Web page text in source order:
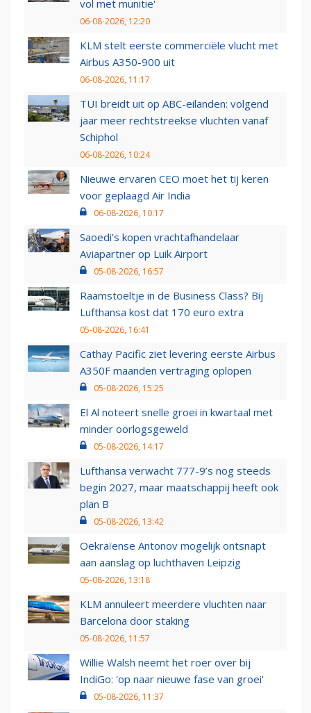
vol met munitie'
06-08-2026, 12:20
KLM stelt eerste commerciële vlucht met
Airbus A350-900 uit
06-08-2026, 11:17
TUI breidt uit op ABC-eilanden: volgend
jaar meer rechtstreekse vluchten vanaf
Schiphol
06-08-2026, 10:24
Nieuwe ervaren CEO moet het tij keren
voor geplaagd Air India
06-08-2026, 10:17
Saoedi’s kopen vrachtafhandelaar
Aviapartner op Luik Airport
05-08-2026, 16:57
Raamstoeltje in de Business Class? Bij
Lufthansa kost dat 170 euro extra
05-08-2026, 16:41
Cathay Pacific ziet levering eerste Airbus
A350F maanden vertraging oplopen
05-08-2026, 15:25
El Al noteert snelle groei in kwartaal met
minder oorlogsgeweld
05-08-2026, 14:17
Lufthansa verwacht 777-9’s nog steeds
begin 2027, maar maatschappij heeft ook
plan B
05-08-2026, 13:42
Oekraïense Antonov mogelijk ontsnapt
aan aanslag op luchthaven Leipzig
05-08-2026, 13:18
KLM annuleert meerdere vluchten naar
Barcelona door staking
05-08-2026, 11:57
Willie Walsh neemt het roer over bij
IndiGo: 'op naar nieuwe fase van groei'
05-08-2026, 11:37